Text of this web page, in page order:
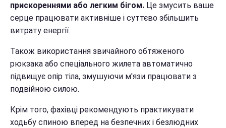
прискореннями або легким бігом. Це змусить ваше
серце працювати активніше і суттєво збільшить
витрату енергії.
Також використання звичайного обтяженого
рюкзака або спеціального жилета автоматично
підвищує опір тіла, змушуючи м'язи працювати з
подвійною силою.
Крім того, фахівці рекомендують практикувати
ходьбу спиною вперед на безпечних і безлюдних